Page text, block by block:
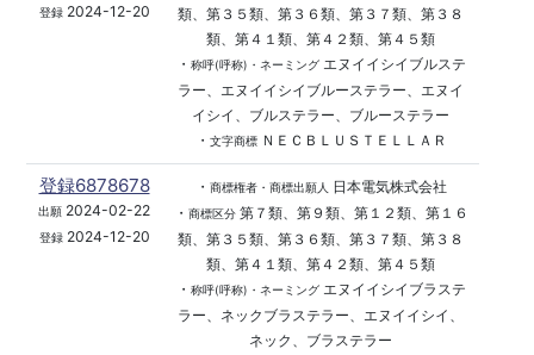
登録2024-12-20
類、第３５類、第３６類、第３７類、第３８
類、第４１類、第４２類、第４５類
・ 称呼(呼称)・ネーミングエヌイイシイブルステ
ラー、エヌイイシイブルーステラー、エヌイ
イシイ、ブルステラー、ブルーステラー
・ 文字商標ＮＥＣＢＬＵＳＴＥＬＬＡＲ
登録6878678
出願 2024-02-22
登録2024-12-20
・ 商標権者・商標出願人
日本電気株式会社
・ 商標区分第７類、第９類、第１２類、第１６
類、第３５類、第３６類、第３７類、第３８
類、第４１類、第４２類、第４５類
・ 称呼(呼称)・ネーミングエヌイイシイブラステ
ラー、ネックブラステラー、エヌイイシイ、
ネック、ブラステラー